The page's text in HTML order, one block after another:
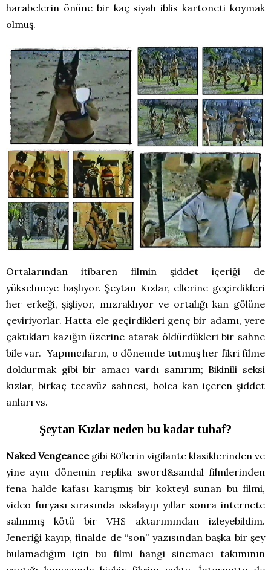
harabelerin önüne bir kaç siyah iblis kartoneti koymak
olmuş.
Ortalarından itibaren filmin şiddet içeriği de
yükselmeye başlıyor. Şeytan Kızlar, ellerine geçirdikleri
her erkeği, şişliyor, mızraklıyor ve ortalığı kan gölüne
çeviriyorlar. Hatta ele geçirdikleri genç bir adamı, yere
çaktıkları kazığın üzerine atarak öldürdükleri bir sahne
bile var. Yapımcıların, o dönemde tutmuş her fikri filme
doldurmak gibi bir amacı vardı sanırım; Bikinili seksi
kızlar, birkaç tecavüz sahnesi, bolca kan içeren şiddet
anları vs.
Şeytan Kızlar neden bu kadar tuhaf?
Naked Vengeance gibi 80’lerin vigilante klasiklerinden ve
yine aynı dönemin replika sword&sandal filmlerinden
fena halde kafası karışmış bir kokteyl sunan bu filmi,
video furyası sırasında ıskalayıp yıllar sonra internete
salınmış kötü bir VHS aktarımından izleyebildim.
Jeneriği kayıp, finalde de “son” yazısından başka bir şey
bulamadığım için bu filmi hangi sinemacı takımının